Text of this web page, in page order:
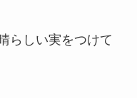
らしい実をつけて